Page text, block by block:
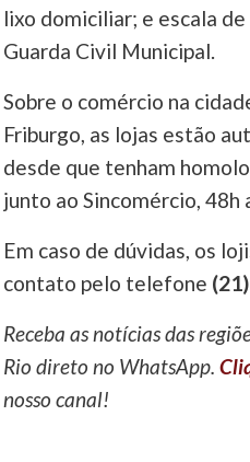
lixo domiciliar; e escala
Guarda Civil Municipal.
Sobre o comércio na
Friburgo, as lojas estão
desde que tenham
junto ao Sincomércio,
Em caso de dúvidas, os
contato pelo telefone
Receba as notícias das
Rio direto no WhatsApp.
nosso canal!